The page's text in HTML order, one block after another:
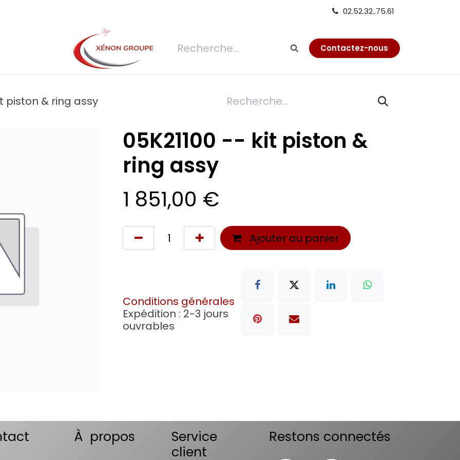
02.52.32..75.61
Demande de devis Connexion Réfection Contactez-nous
piston & ring assy
05K21100 -- kit piston &
ring assy
1 851,00 €
Ajouter au panier
Conditions générales
Expédition : 2-3 jours
ouvrables
À propos
Service
client
Restons connectés